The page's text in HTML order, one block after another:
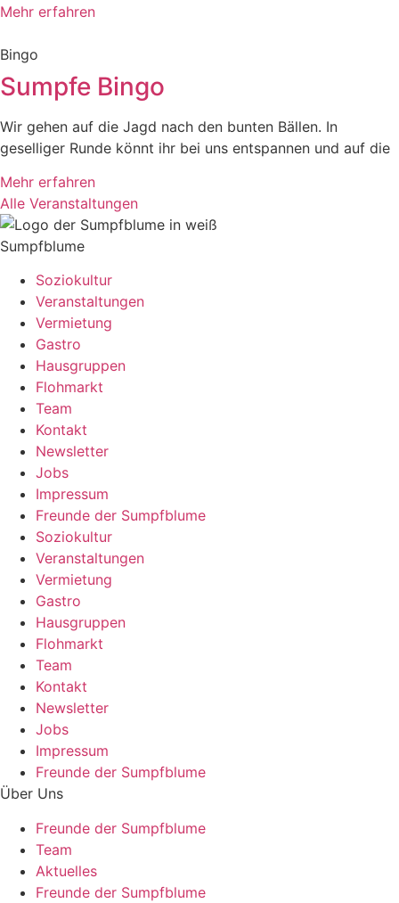
Mehr erfahren
Bingo
Sumpfe Bingo
Wir gehen auf die Jagd nach den bunten Bällen. In
geselliger Runde könnt ihr bei uns entspannen und auf die
Mehr erfahren
Alle Veranstaltungen
Sumpfblume
Soziokultur
Veranstaltungen
Vermietung
Gastro
Hausgruppen
Flohmarkt
Team
Kontakt
Newsletter
Jobs
Impressum
Freunde der Sumpfblume
Soziokultur
Veranstaltungen
Vermietung
Gastro
Hausgruppen
Flohmarkt
Team
Kontakt
Newsletter
Jobs
Impressum
Freunde der Sumpfblume
Über Uns
Freunde der Sumpfblume
Team
Aktuelles
Freunde der Sumpfblume